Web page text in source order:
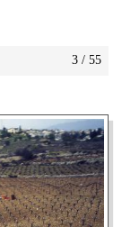
3 / 55